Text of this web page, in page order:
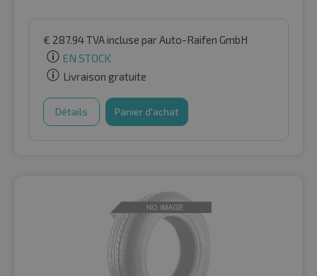
€ 287.94TVA incluse par Auto-Raifen GmbH
EN STOCK
Livraison gratuite
Détails Panier d'achat